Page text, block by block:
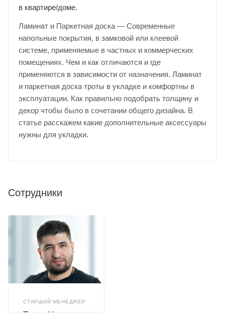
в квартире/доме.
Ламинат и Паркетная доска — Современные
напольные покрытия, в замковой или клеевой
системе, применяемые в частных и коммерческих
помещениях. Чем и как отличаются и где
применяются в зависимости от назначения. Ламинат
и паркетная доска троты в укладке и комфортны в
эксплуатации. Как правильно подобрать толщину и
декор чтобы было в сочетании общего дизайна. В
статье расскажем какие дополнительные аксессуары
нужны для укладки.
Сотрудники
СТАРШИЙ МЕНЕДЖЕР
Тимур Назиров